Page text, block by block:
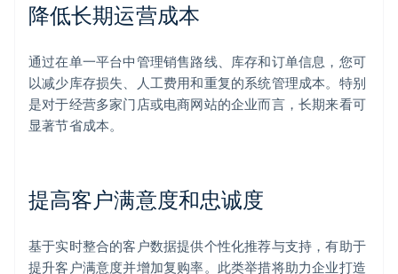
降低长期运营成本
通过在单一平台中管理销售路线、库存和订单信息，您可
以减少库存损失、人工费用和重复的系统管理成本。特别
是对于经营多家门店或电商网站的企业而言，长期来看可
显著节省成本。
提高客户满意度和忠诚度
基于实时整合的客户数据提供个性化推荐与支持，有助于
提升客户满意度并增加复购率。此类举措将助力企业打造